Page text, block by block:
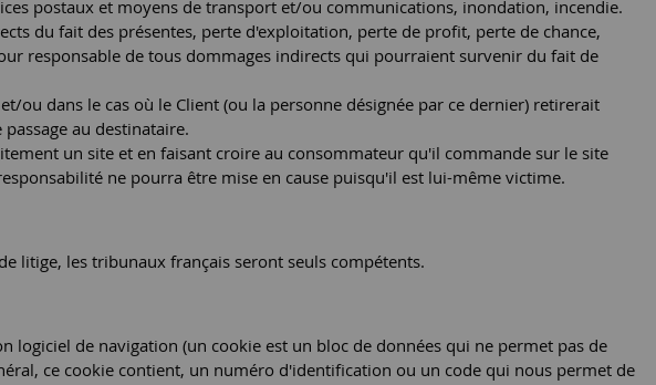
postaux et moyens de transport et/ou communications, inondation, incendie.
du fait des présentes, perte d'exploitation, perte de profit, perte de chance,
responsable de tous dommages indirects qui pourraient survenir du fait de
ou dans le cas où le Client (ou la personne désignée par ce dernier) retirerait
au destinataire.
un site et en faisant croire au consommateur qu'il commande sur le site
ne pourra être mise en cause puisqu'il est lui-même victime.
litige, les tribunaux français seront seuls compétents.
de navigation (un cookie est un bloc de données qui ne permet pas de
ce cookie contient, un numéro d'identification ou un code qui nous permet de